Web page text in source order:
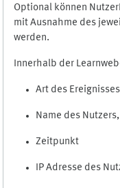
Optional können
mit Ausnahme des
werden.
Innerhalb der
Art des Ereignisses
Name des
Zeitpunkt
IP Adresse des